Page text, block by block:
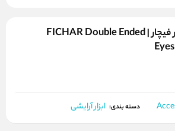
پد سایه چشم دو سر فیچار | FICHAR Double Ended
دسته بندی: ابزار آرایشی